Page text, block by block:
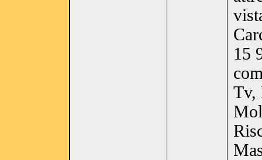
15
Tv,